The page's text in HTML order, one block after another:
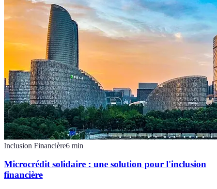
Inclusion Financière6 min
Microcrédit solidaire : une solution pour l'inclusion
financière